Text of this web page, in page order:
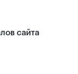
сайта